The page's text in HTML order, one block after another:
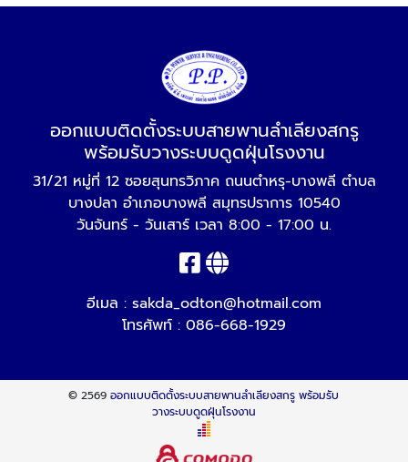
ออกแบบติดตั้งระบบสายพานลำเลียงสกรู
พร้อมรับวางระบบดูดฝุ่นโรงงาน
31/21 หมู่ที่ 12 ซอยสุนทรวิภาค ถนนตำหรุ-บางพลี ตำบล
บางปลา อำเภอบางพลี สมุทรปราการ 10540
วันจันทร์ - วันเสาร์ เวลา 8:00 - 17:00 น.
อีเมล : sakda_odton@hotmail.com
โทรศัพท์ : 086-668-1929
© 2569ออกแบบติดตั้งระบบสายพานลำเลียงสกรู พร้อมรับ
วางระบบดูดฝุ่นโรงงาน